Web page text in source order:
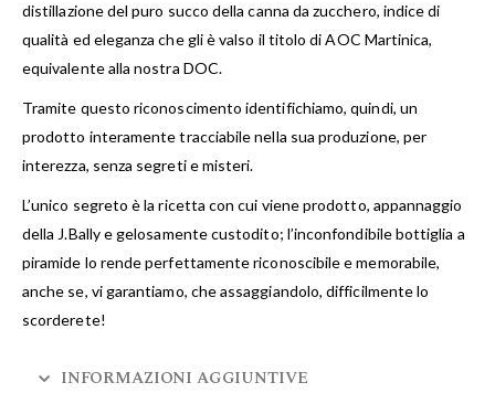
distillazione del puro succo della canna da zucchero, indice di
qualità ed eleganza che gli è valso il titolo di AOC Martinica,
equivalente alla nostra DOC.
Tramite questo riconoscimento identifichiamo, quindi, un
prodotto interamente tracciabile nella sua produzione, per
interezza, senza segreti e misteri.
L’unico segreto è la ricetta con cui viene prodotto, appannaggio
della J.Bally e gelosamente custodito; l’inconfondibile bottiglia a
piramide lo rende perfettamente riconoscibile e memorabile,
anche se, vi garantiamo, che assaggiandolo, difficilmente lo
scorderete!
INFORMAZIONI AGGIUNTIVE